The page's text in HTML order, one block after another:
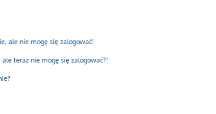
ale nie mogę się zalogować!
ale teraz nie mogę się zalogować?!